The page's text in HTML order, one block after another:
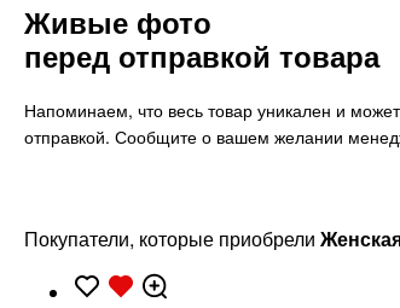
Живые фото
перед отправкой товара
Напоминаем, что весь товар уникален и
отправкой. Сообщите о вашем желании
Покупатели, которые приобрели